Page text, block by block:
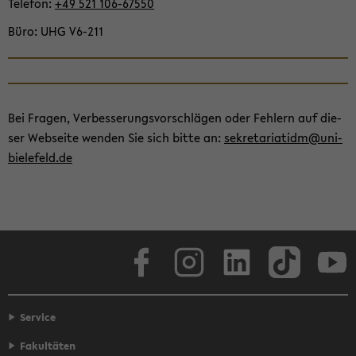
Büro UHG V6-​211
Bei Fra­gen, Ver­bes­se­rungs­vor­schlä­gen oder Feh­lern auf die­
ser Web­sei­te wen­den Sie sich bitte an: se­kre­ta­ria­tidm@uni-​
bielefeld.de
Face­book
Service
Fakultäten